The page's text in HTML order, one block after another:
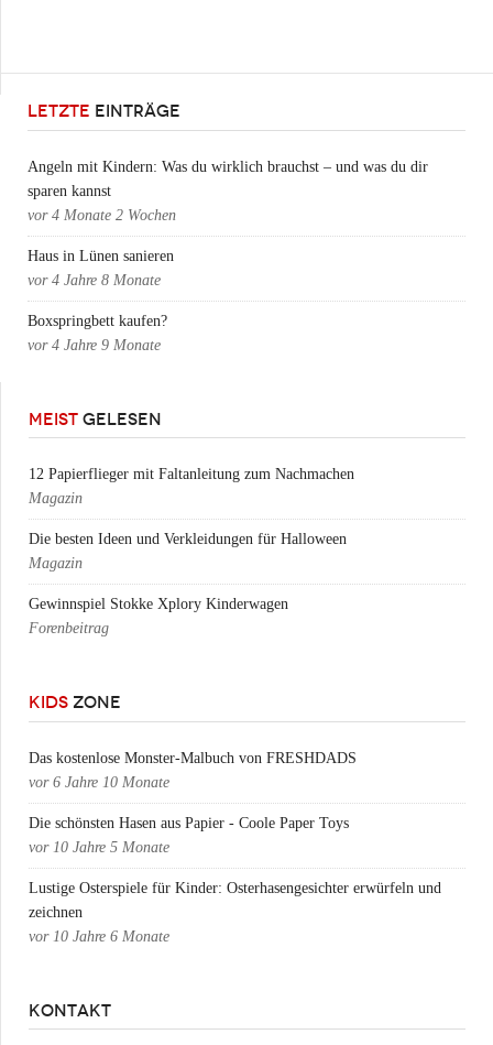
LETZTE EINTRÄGE
Angeln mit Kindern: Was du wirklich brauchst – und was du dir
sparen kannst
vor 4 Monate 2 Wochen
Haus in Lünen sanieren
vor 4 Jahre 8 Monate
Boxspringbett kaufen?
vor 4 Jahre 9 Monate
MEIST GELESEN
12 Papierflieger mit Faltanleitung zum Nachmachen
Magazin
Die besten Ideen und Verkleidungen für Halloween
Magazin
Gewinnspiel Stokke Xplory Kinderwagen
Forenbeitrag
KIDS ZONE
Das kostenlose Monster-Malbuch von FRESHDADS
vor 6 Jahre 10 Monate
Die schönsten Hasen aus Papier - Coole Paper Toys
vor 10 Jahre 5 Monate
Lustige Osterspiele für Kinder: Osterhasengesichter erwürfeln und
zeichnen
vor 10 Jahre 6 Monate
KONTAKT